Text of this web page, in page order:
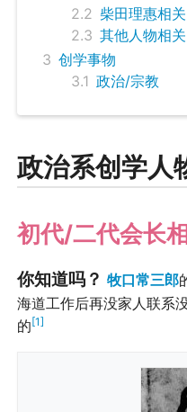
2.2 柴田理惠相关
2.3 其他人物相关
3 创学事物
3.1 政治/宗教
政治系创学人
初代/二代会长
你知道吗？ 牧口常三郎
海道工作后再没家人联系
的[1]